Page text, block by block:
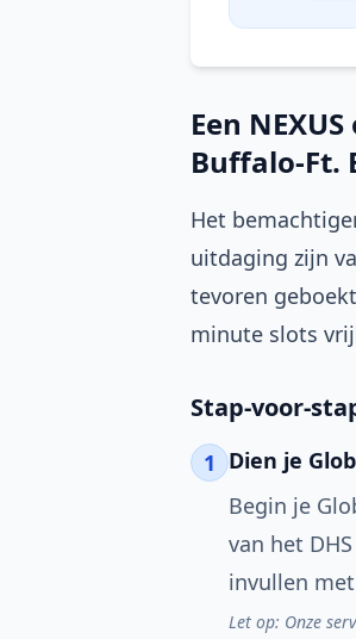
Een
Buffalo-Ft.
Het
uitdaging zijn
tevoren
minute slots
Stap-voor-
1 Dien je
Begin je
van het
invullen
Let op: Onze